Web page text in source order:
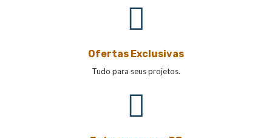
Ofertas Exclusivas
Tudo para seus projetos.